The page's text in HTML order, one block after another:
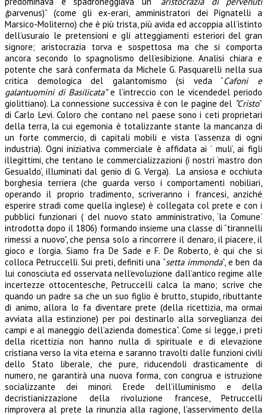
(parvenus)” (come gli ex-erari, amministratori dei Pignatelli a
Marsico-Moliterno) che è più trista, più avida ed accoppia all’istinto
dell’usuraio le pretensioni e gli atteggiamenti esteriori del gran
signore; aristocrazia torva e sospettosa ma che si comporta
ancora secondo lo spagnolismo dell’esibizione. Analisi chiara e
potente che sarà confermata da Michele G. Pasquarelli nella sua
critica demologica del galantomismo (si veda “Cafoni e
galantuomini di Basilicata”e l’intreccio con le vicendedel periodo
giolittiano). La connessione successiva è con le pagine del “Cristo”
di Carlo Levi. Coloro che contano nel paese sono i ceti proprietari
della terra, la cui egemonia è totalizzante stante la mancanza di
un forte commercio, di capitali mobili e vista l’assenza di ogni
industria). Ogni iniziativa commerciale è affidata ai ‘ muli’, ai figli
illegittimi, che tentano le commercializzazioni (i nostri ‘mastro don
Gesualdo’, illuminati dal genio di G. Verga). La ansiosa e occhiuta
borghesia terriera (che guarda verso i comportamenti nobiliari,
operando il proprio tradimento, scriveranno i francesi, anziché
esperire stradi come quella inglese) è collegata col prete e con i
pubblici funzionari ( del nuovo stato amministrativo, ‘la Comune’
introdotta dopo il 1806) formando insieme una classe di “tirannelli
rimessi a nuovo”, che pensa solo a rincorrere il denaro, il piacere, il
gioco e l’orgia. Siamo fra De Sade e F. De Roberto, è qui che si
colloca Petruccelli. Sui preti, definiti una “setta immonda”, e ben da
lui conosciuta ed osservata nell’evoluzione dall’antico regime alle
incertezze ottocentesche, Petruccelli calca la mano; scrive che
quando un padre sa che un suo figlio è brutto, stupido, ributtante
di animo, allora lo fa diventare prete (della ricettizia, ma ormai
avviata alla estinzione) per poi destinarlo alla sorveglianza dei
campi e al maneggio dell’azienda domestica”. Come si legge, i preti
della ricettizia non hanno nulla di spirituale e di elevazione
cristiana verso la vita eterna e saranno travolti dalle funzioni civili
dello Stato liberale, che pure, riducendoli drasticamente di
numero, ne garantirà una nuova forma, con congrua e istruzione
socializzante dei minori. Erede dell’illuminismo e della
decristianizzazione della rivoluzione francese, Petruccelli
rimprovera al prete la rinunzia alla ragione, l’asservimento della